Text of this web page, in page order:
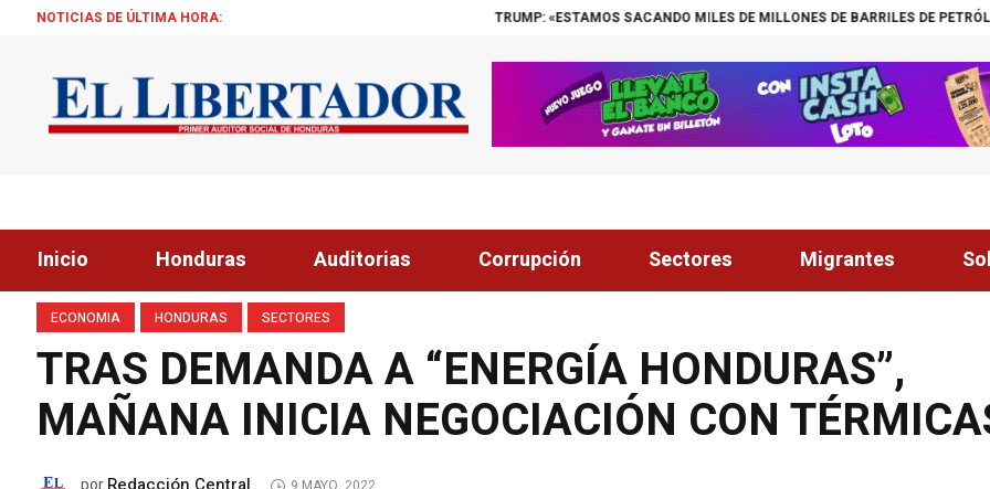
NOTICIAS DE ÚLTIMA HORA: TRUMP: «ESTAMOS SACANDO MILES DE MILLONES DE BARRILES DE PETRÓLEO DE VENEZUELA»
Inicio Honduras Auditorias Corrupción Sectores Migrantes
ECONOMIA HONDURAS SECTORES
TRAS DEMANDA A “ENERGÍA HONDURAS”,
MAÑANA INICIA NEGOCIACIÓN CON